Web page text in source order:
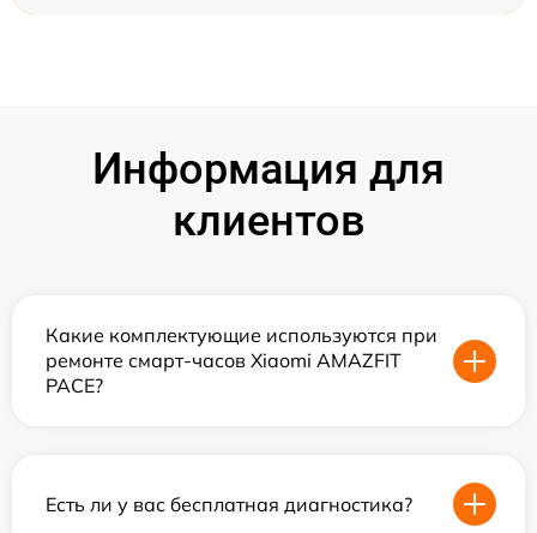
Информация для
клиентов
Какие комплектующие используются при
ремонте смарт-часов Xiaomi AMAZFIT
PACE?
Есть ли у вас бесплатная диагностика?